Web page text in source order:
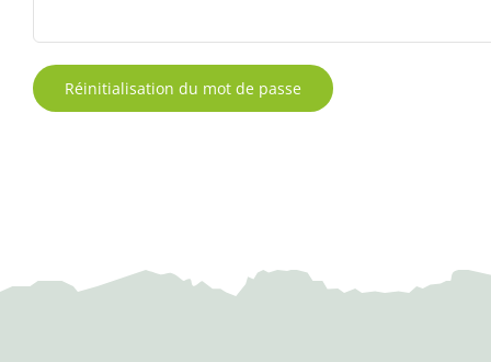
Réinitialisation du mot de passe